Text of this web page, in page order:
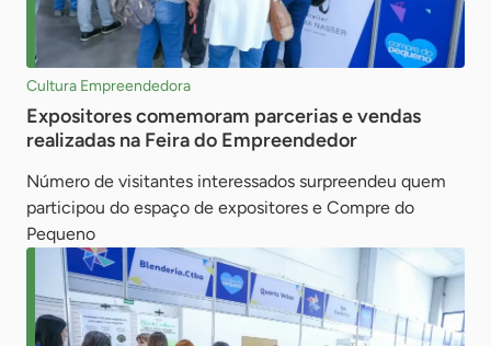
Cultura Empreendedora
Expositores comemoram parcerias e vendas
realizadas na Feira do Empreendedor
Número de visitantes interessados surpreendeu quem
participou do espaço de expositores e Compre do
Pequeno